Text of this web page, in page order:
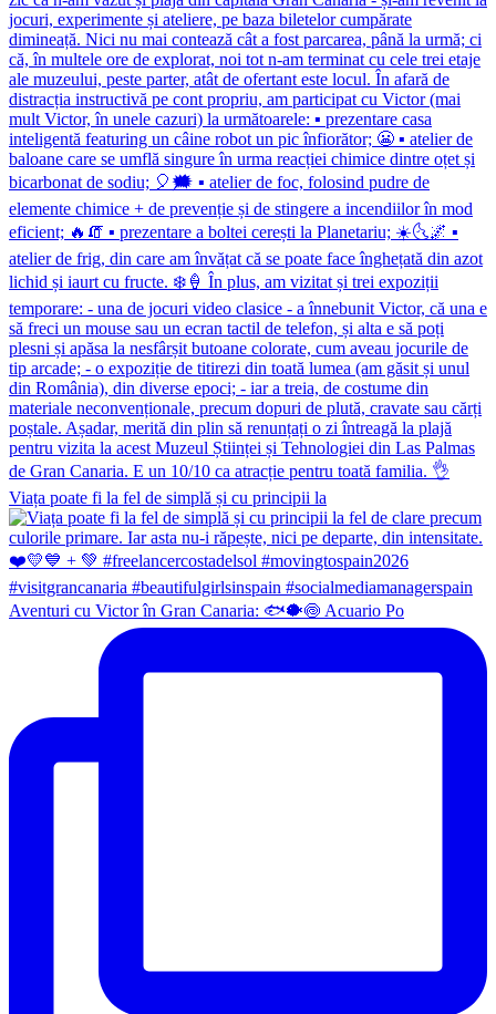
Viața poate fi la fel de simplă și cu principii la
Aventuri cu Victor în Gran Canaria: 🐟🐡🍥 Acuario Po